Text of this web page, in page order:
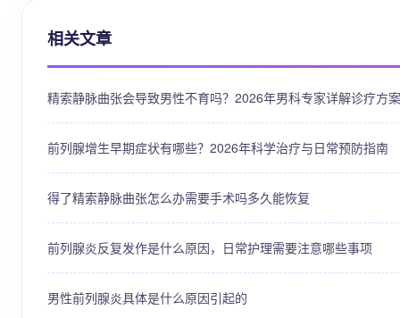
相关文章
精索静脉曲张会导致男性不育吗？2026年男科专家详解诊疗方案
前列腺增生早期症状有哪些？2026年科学治疗与日常预防指南
得了精索静脉曲张怎么办需要手术吗多久能恢复
前列腺炎反复发作是什么原因，日常护理需要注意哪些事项
男性前列腺炎具体是什么原因引起的